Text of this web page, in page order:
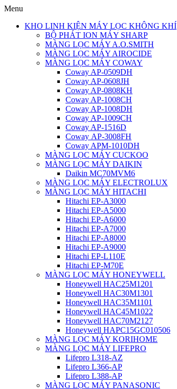
Menu
KHO LINH KIỆN MÁY LỌC KHÔNG KHÍ
BỘ PHÁT ION MÁY SHARP
MÀNG LỌC MÁY A.O.SMITH
MÀNG LỌC MÁY AIROCIDE
MÀNG LỌC MÁY COWAY
Coway AP-0509DH
Coway AP-0608JH
Coway AP-0808KH
Coway AP-1008CH
Coway AP-1008DH
Coway AP-1009CH
Coway AP-1516D
Coway AP-3008FH
Coway APM-1010DH
MÀNG LỌC MÁY CUCKOO
MÀNG LỌC MÁY DAIKIN
Daikin MC70MVM6
MÀNG LỌC MÁY ELECTROLUX
MÀNG LỌC MÁY HITACHI
Hitachi EP-A3000
Hitachi EP-A5000
Hitachi EP-A6000
Hitachi EP-A7000
Hitachi EP-A8000
Hitachi EP-A9000
Hitachi EP-L110E
Hitachi EP-M70E
MÀNG LỌC MÁY HONEYWELL
Honeywell HAC25M1201
Honeywell HAC30M1301
Honeywell HAC35M1101
Honeywell HAC45M1022
Honeywell HAC70M2127
Honeywell HAPC15GC010506
MÀNG LỌC MÁY KORIHOME
MÀNG LỌC MÁY LIFEPRO
Lifepro L318-AZ
Lifepro L366-AP
Lifepro L388-AP
MÀNG LỌC MÁY PANASONIC